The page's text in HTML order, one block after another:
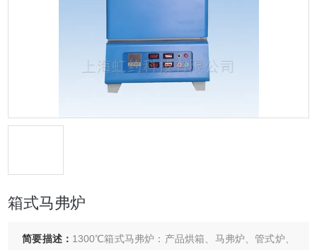
箱式马弗炉
简要描述： 1300℃箱式马弗炉：产品烘箱、马弗炉、管式炉、